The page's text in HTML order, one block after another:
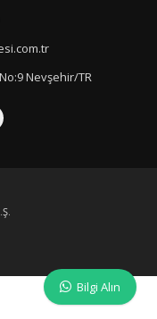
Nevşehir/TR
Bilgi Alın